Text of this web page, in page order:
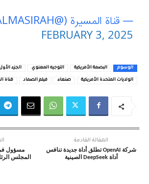
— قناة المسيرة (@TVALMASIRAH)
FEBRUARY 3, 2025
الوسوم البصمة الأمريكية التوجيه المعنوي الجزء الأول
الولايات المتحدة الأمريكية صنعاء فيلم الصماد قناة
مسؤول
المجلس
المقالة القادمة
شركة OpenAI تطلق أداة جديدة تنافس
أداة DeepSeek الصينية